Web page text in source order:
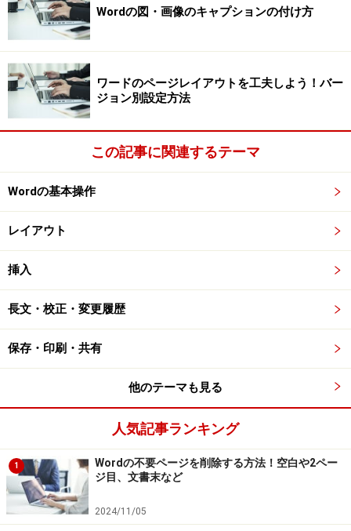
Wordの図・画像のキャプションの付け方
ワードのページレイアウトを工夫しよう！バー
ジョン別設定方法
この記事に関連するテーマ
Wordの基本操作
レイアウト
挿入
長文・校正・変更履歴
保存・印刷・共有
他のテーマも見る
人気記事ランキング
1
Wordの不要ページを削除する方法！空白や2ペー
ジ目、文書末など
2024/11/05